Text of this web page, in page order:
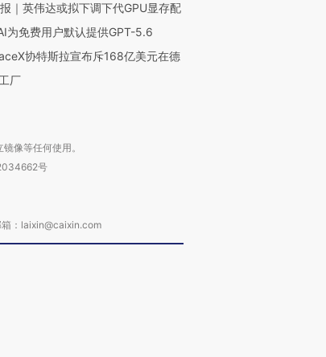
｜英伟达或拟下调下代GPU显存配
为免费用户默认提供GPT-5.6
协特斯拉宣布斥168亿美元在德
厂
像等任何使用。
号
：laixin@caixin.com